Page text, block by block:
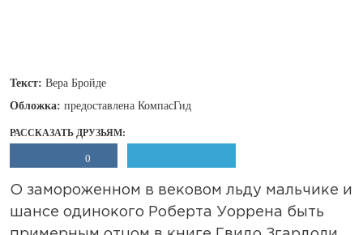
Текст: Вера Бройде
Обложка: предоставлена КомпасГид
РАССКАЗАТЬ ДРУЗЬЯМ:
0
О замороженном в вековом льду мальчике и
шансе одинокого Роберта Уоррена быть